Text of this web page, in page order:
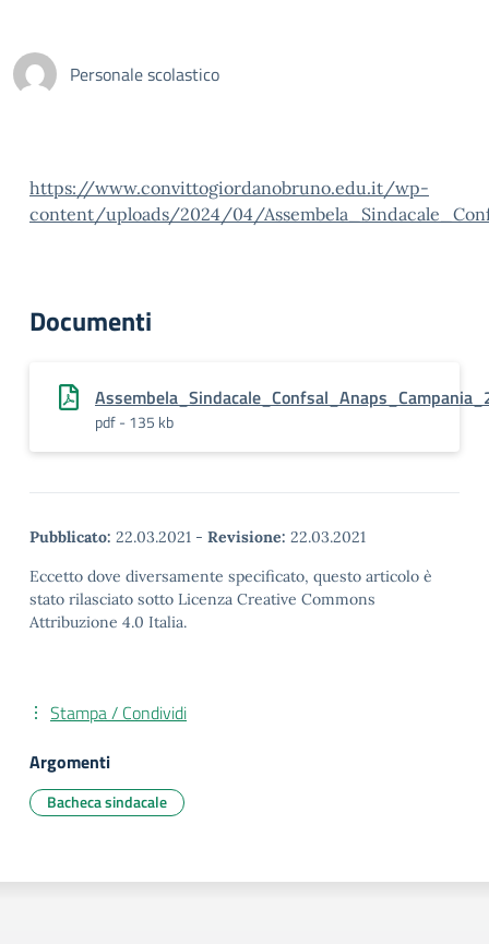
Personale scolastico
https://www.convittogiordanobruno.edu.it/wp-
content/uploads/2024/04/
Documenti
pdf - 135 kb
Pubblicato: 22.03.2021 - Revisione: 22.03.2021
Eccetto dove diversamente specificato, questo articolo è
stato rilasciato sotto Licenza Creative Commons
Attribuzione 4.0 Italia.
Stampa / Condividi
Argomenti
Bacheca sindacale